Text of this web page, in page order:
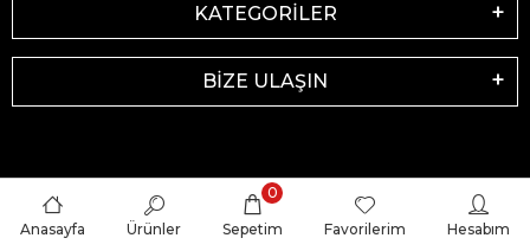
KATEGORİLER
BİZE ULAŞIN
Anasayfa Ürünler Sepetim
0
Favorilerim Hesabım